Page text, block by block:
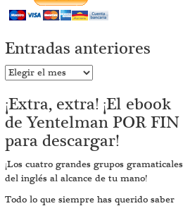
Entradas anteriores
Entradas
¡Extra, extra! ¡El ebook
de Yentelman POR FIN
para descargar!
¡Los cuatro grandes grupos gramaticales
del inglés al alcance de tu mano!
Todo lo que siempre has querido saber